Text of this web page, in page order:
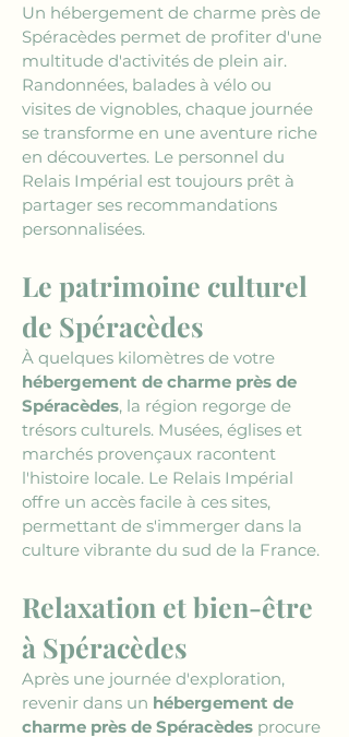
Un hébergement de charme près de
Spéracèdes permet de profiter d'une
multitude d'activités de plein air.
Randonnées, balades à vélo ou
visites de vignobles, chaque journée
se transforme en une aventure riche
en découvertes. Le personnel du
Relais Impérial est toujours prêt à
partager ses recommandations
personnalisées.
Le patrimoine culturel
de Spéracèdes
À quelques kilomètres de votre
hébergement de charme près de
Spéracèdes, la région regorge de
trésors culturels. Musées, églises et
marchés provençaux racontent
l'histoire locale. Le Relais Impérial
offre un accès facile à ces sites,
permettant de s'immerger dans la
culture vibrante du sud de la France.
Relaxation et bien-être
à Spéracèdes
Après une journée d'exploration,
revenir dans un hébergement de
charme près de Spéracèdes procure